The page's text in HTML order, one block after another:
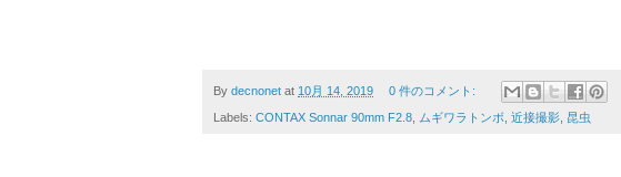
By decnonet at 10月 14, 2019 0 件のコメント:
Labels: CONTAX Sonnar 90mm F2.8 ムギワラトンボ 近接撮影 昆虫